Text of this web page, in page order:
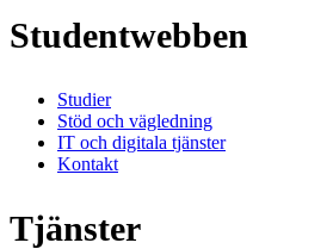
Studentwebben
Studier
Stöd och vägledning
IT och digitala tjänster
Kontakt
Tjänster